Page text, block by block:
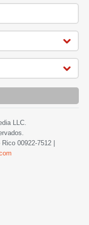
LLC.
Rico 00922-7512